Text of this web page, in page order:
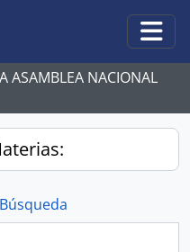
ASAMBLEA NACIONAL
Búsqueda